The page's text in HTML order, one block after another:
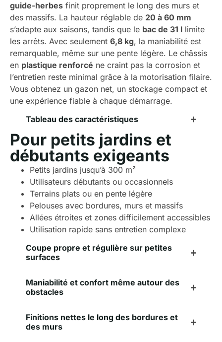
guide-herbes finit proprement le long des murs et
des massifs. La hauteur réglable de 20 à 60 mm
s’adapte aux saisons, tandis que le bac de 31 l limite
les arrêts. Avec seulement 6,8 kg, la maniabilité est
remarquable, même sur une pente légère. Le châssis
en plastique renforcé ne craint pas la corrosion et
l’entretien reste minimal grâce à la motorisation filaire.
Vous obtenez un gazon net, un stockage compact et
une expérience fiable à chaque démarrage.
Tableau des caractéristiques
Pour petits jardins et
débutants exigeants
Petits jardins jusqu’à 300 m²
Utilisateurs débutants ou occasionnels
Terrains plats ou en pente légère
Pelouses avec bordures, murs et massifs
Allées étroites et zones difficilement accessibles
Utilisation rapide sans entretien complexe
Coupe propre et régulière sur petites
surfaces
Maniabilité et confort même autour des
obstacles
Finitions nettes le long des bordures et
des murs